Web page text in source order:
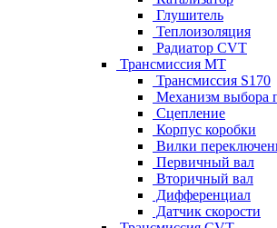
Глушитель
Теплоизоляция
Радиатор CVT
Трансмиссия MT
Трансмиссия S170
Механизм выбора
Сцепление
Корпус коробки
Вилки
Первичный вал
Вторичный вал
Дифференциал
Датчик скорости